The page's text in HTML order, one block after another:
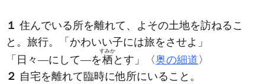
１ 住んでいる所を離れて、よその土地を訪ねるこ
と。旅行。「かわいい子には旅をさせよ」
「日々―にして―を栖
すみか
とす」〈奥の細道 〉
２ 自宅を離れて臨時に他所にいること。